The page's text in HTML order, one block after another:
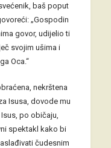
baš poput
„Gospodin
govor, udijelio ti
svojim ušima i
Oca.“
nekrštena
Isusa, dovode mu
po običaju,
spektakl kako bi
čudesnim